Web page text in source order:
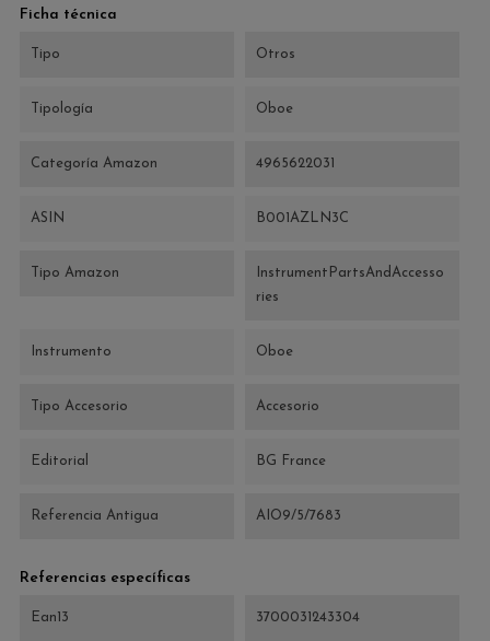
Ficha técnica
Tipo Otros
Tipología Oboe
Categoría Amazon 4965622031
ASIN B001AZLN3C
Tipo Amazon
InstrumentPartsAndAccesso
ries
Instrumento Oboe
Tipo Accesorio Accesorio
Editorial BG France
Referencia Antigua AIO9/5/7683
Referencias específicas
Ean13 3700031243304